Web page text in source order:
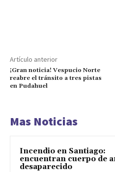
Artículo anterior
¡Gran noticia! Vespucio Norte
reabre el tránsito a tres pistas
en Pudahuel
Mas Noticias
Incendio en Santiago:
encuentran cuerpo de
desaparecido